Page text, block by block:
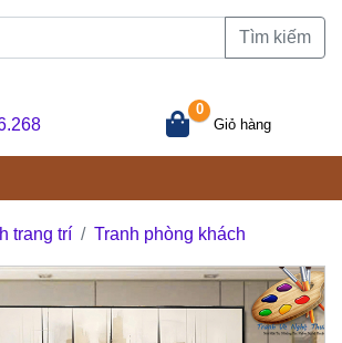
Tìm kiếm
0
Giỏ hàng
trang trí Tranh phòng khách